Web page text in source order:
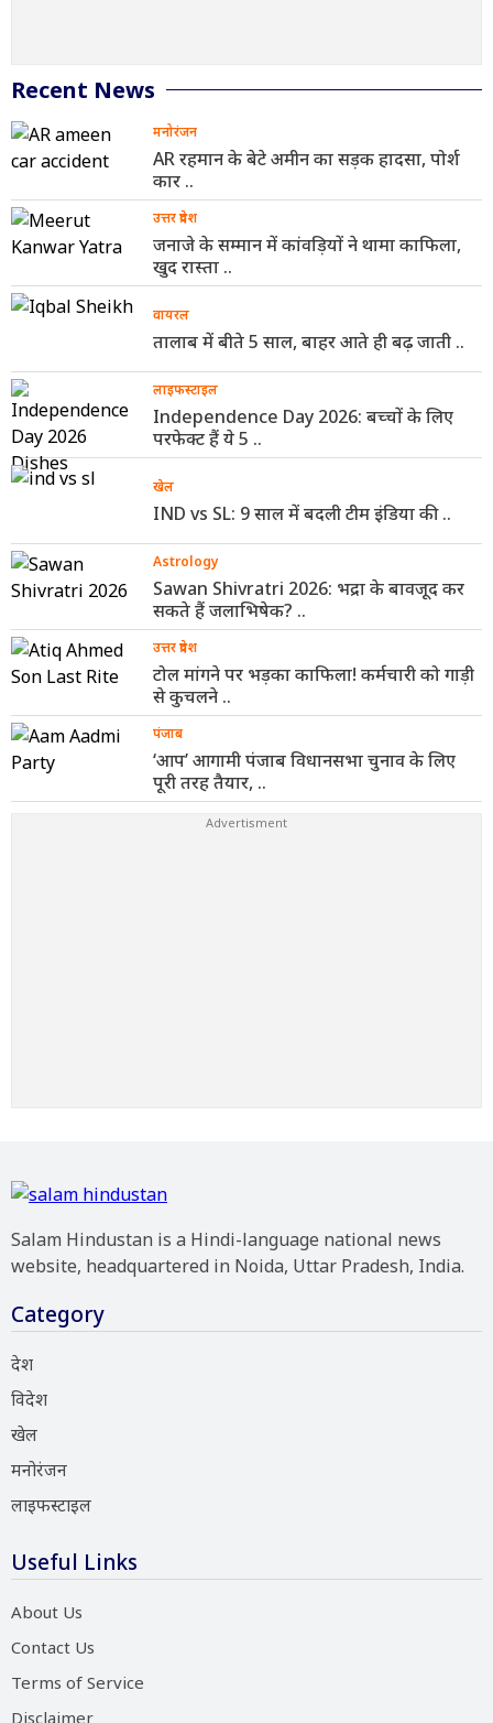
Recent News
मनोरंजन
AR रहमान के बेटे अमीन का सड़क हादसा, पोर्श
कार ..
उत्तर प्रदेश
जनाजे के सम्मान में कांवड़ियों ने थामा काफिला,
खुद रास्ता ..
वायरल
तालाब में बीते 5 साल, बाहर आते ही बढ़ जाती ..
लाइफस्टाइल
Independence Day 2026: बच्चों के लिए
परफेक्ट हैं ये 5 ..
खेल
IND vs SL: 9 साल में बदली टीम इंडिया की ..
Astrology
Sawan Shivratri 2026: भद्रा के बावजूद कर
सकते हैं जलाभिषेक? ..
उत्तर प्रदेश
टोल मांगने पर भड़का काफिला! कर्मचारी को गाड़ी
से कुचलने ..
पंजाब
‘आप’ आगामी पंजाब विधानसभा चुनाव के लिए
पूरी तरह तैयार, ..
Salam Hindustan is a Hindi-language national news
website, headquartered in Noida, Uttar Pradesh, India.
Category
देश
विदेश
खेल
मनोरंजन
लाइफस्टाइल
Useful Links
About Us
Contact Us
Terms of Service
Disclaimer